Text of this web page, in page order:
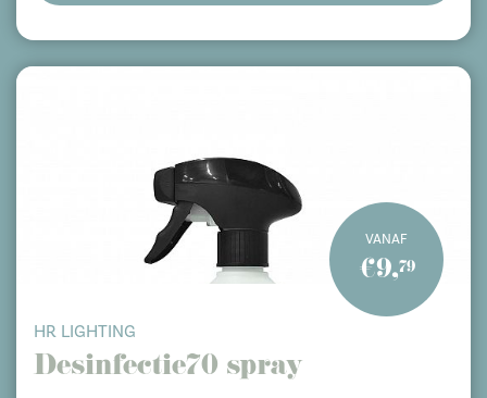
VANAF
€9,79
HR LIGHTING
Desinfectie70 spray